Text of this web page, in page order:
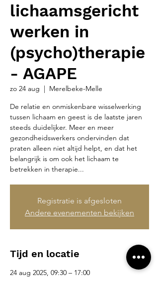
lichaamsgericht
werken in
(psycho)therapie
- AGAPE
zo 24 aug
  |
Merelbeke-Melle
De relatie en onmiskenbare wisselwerking
tussen lichaam en geest is de laatste jaren
steeds duidelijker. Meer en meer
gezondheidswerkers ondervinden dat
praten alleen niet altijd helpt, en dat het
belangrijk is om ook het lichaam te
betrekken in therapie...
Registratie is afgesloten
Andere evenementen bekijken
Tijd en locatie
24 aug 2025, 09:30 – 17:00